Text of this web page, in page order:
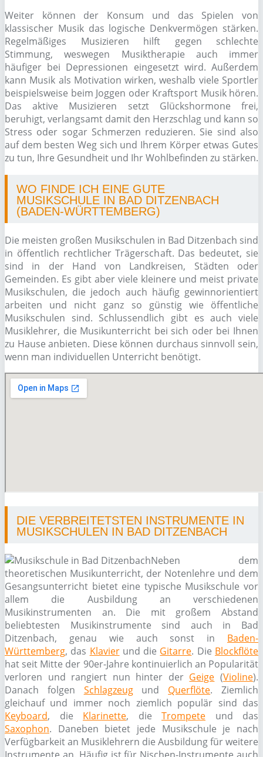
Weiter können der Konsum und das Spielen von
klassischer Musik das logische Denkvermögen stärken.
Regelmäßiges Musizieren hilft gegen schlechte
Stimmung, weswegen Musiktherapie auch immer
häufiger bei Depressionen eingesetzt wird. Außerdem
kann Musik als Motivation wirken, weshalb viele Sportler
beispielsweise beim Joggen oder Kraftsport Musik hören.
Das aktive Musizieren setzt Glückshormone frei,
beruhigt, verlangsamt damit den Herzschlag und kann so
Stress oder sogar Schmerzen reduzieren. Sie sind also
auf dem besten Weg sich und Ihrem Körper etwas Gutes
zu tun, Ihre Gesundheit und Ihr Wohlbefinden zu stärken.
WO FINDE ICH EINE GUTE
MUSIKSCHULE IN BAD DITZENBACH
(BADEN-WÜRTTEMBERG)
Die meisten großen Musikschulen in Bad Ditzenbach sind
in öffentlich rechtlicher Trägerschaft. Das bedeutet, sie
sind in der Hand von Landkreisen, Städten oder
Gemeinden. Es gibt aber viele kleinere und meist private
Musikschulen, die jedoch auch häufig gewinnorientiert
arbeiten und nicht ganz so günstig wie öffentliche
Musikschulen sind. Schlussendlich gibt es auch viele
Musiklehrer, die Musikunterricht bei sich oder bei Ihnen
zu Hause anbieten. Diese können durchaus sinnvoll sein,
wenn man individuellen Unterricht benötigt.
DIE VERBREITETSTEN INSTRUMENTE IN
MUSIKSCHULEN IN BAD DITZENBACH
Neben dem
theoretischen Musikunterricht, der Notenlehre und dem
Gesangsunterricht bietet eine typische Musikschule vor
allem die Ausbildung an verschiedenen
Musikinstrumenten an. Die mit großem Abstand
beliebtesten Musikinstrumente sind auch in Bad
Ditzenbach, genau wie auch sonst in Baden-
Württemberg, das Klavierund die Gitarre. Die Blockflöte
hat seit Mitte der 90er-Jahre kontinuierlich an Popularität
verloren und rangiert nun hinter der Geige (Violine).
Danach folgen Schlagzeugund Querflöte. Ziemlich
gleichauf und immer noch ziemlich populär sind das
Keyboard, die Klarinette, die Trompete und das
Saxophon. Daneben bietet jede Musikschule je nach
Verfügbarkeit an Musiklehrern die Ausbildung für weitere